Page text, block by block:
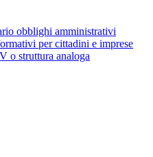
obblighi amministrativi
per cittadini e imprese
o struttura analoga